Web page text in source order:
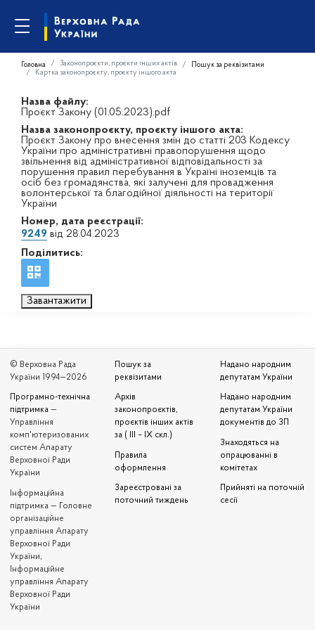
Головна Законопроєкти, проєкти інших актів
Пошук за реквізитами
Картка законопроєкту, проєкту іншого акта
Назва файлу:
Проєкт Закону (01.05.2023).pdf
Назва законопроєкту, проєкту іншого акта:
Проєкт Закону про внесення змін до статті 203 Кодексу
України про адміністративні правопорушення щодо
звільнення від адміністративної відповідальності за
порушення правил перебування в Україні іноземців та
осіб без громадянства, які залучені для провадження
волонтерської та благодійної діяльності на території
України
Номер, дата реєстрації:
9249 від 28.04.2023
Поділитись:
Завантажити
© Верховна Рада
України 1994—2026
Програмно-технічна
підтримка —
Управління
комп'ютеризованих
систем Апарату
Верховної Ради
України
Iнформаційна
підтримка — Головне
організаційне
управління Апарату
Верховної Ради
України,
Інформаційне
управління Апарату
Верховної Ради
України
Пошук за
реквізитами
Архів
законопроєктів,
проєктів інших актів
за ( III – IX скл.)
Правила
оформлення
Зареєстровані за
поточний тиждень
Надано народним
депутатам України
Надано народним
депутатам України
документів до ЗП
Знаходяться на
опрацюванні в
комітетах
Прийняті на поточній
сесії